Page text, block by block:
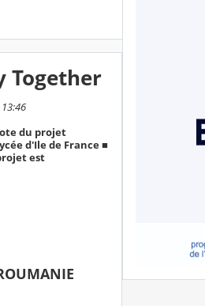
Together
du projet
d'Ile de France ■
est